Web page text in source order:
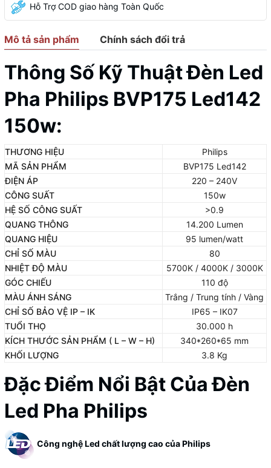
Hỗ Trợ COD giao hàng Toàn Quốc
Mô tả sản phẩm Chính sách đổi trả
Thông Số Kỹ Thuật Đèn Led
Pha Philips BVP175 Led142
150w:
THƯƠNG HIỆU
Philips
MÃ SẢN PHẨM
BVP175 Led142
ĐIỆN ÁP
220 – 240V
CÔNG SUẤT
150w
HỆ SỐ CÔNG SUẤT
>0.9
QUANG THÔNG
14.200 Lumen
QUANG HIỆU
95 lumen/watt
CHỈ SỐ MÀU
80
NHIỆT ĐỘ MÀU
5700K / 4000K / 3000K
GÓC CHIẾU
110 độ
MÀU ÁNH SÁNG
Trắng / Trung tính / Vàng
CHỈ SỐ BẢO VỆ IP – IK
IP65 – IK07
TUỔI THỌ
30.000 h
KÍCH THƯỚC SẢN PHẨM ( L – W – H)
340*260*65 mm
KHỐI LƯỢNG
3.8 Kg
Đặc Điểm Nổi Bật Của Đèn
Led Pha Philips
Công nghệ Led chất lượng cao của Philips